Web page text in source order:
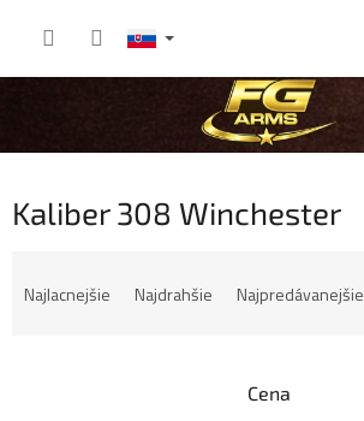
Kaliber 308 Winchester
Najlacnejšie Najdrahšie Najpredávanejšie
Cena